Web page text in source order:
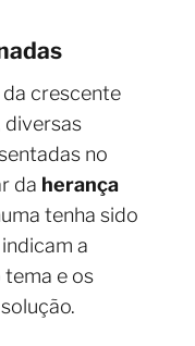
da crescente
diversas
no
da herança
tenha sido
a
e os